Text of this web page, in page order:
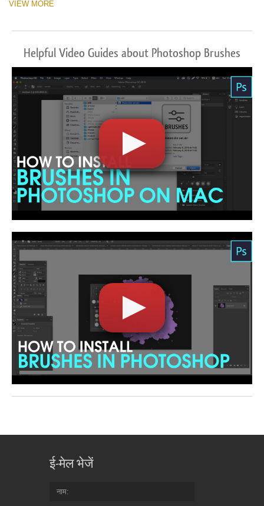
VIEW MORE
Helpful Video Guides about Photoshop Brushes
ई-मेल भेजें
नाम